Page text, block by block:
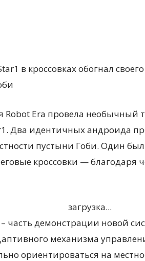
Robot Era провела необычный
Два идентичных андроида
пустыни Гоби. Один
кроссовки — благодаря
загрузка...
часть демонстрации новой
механизма
ориентироваться на